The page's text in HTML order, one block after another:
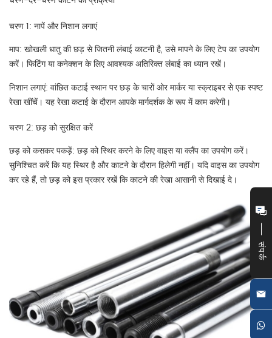
चरण 1: नापें और निशान लगाएं
माप: खोखली धातु की छड़ से जितनी लंबाई काटनी है, उसे मापने के लिए टेप का उपयोग
करें। फिटिंग या कनेक्शन के लिए आवश्यक अतिरिक्त लंबाई का ध्यान रखें।
निशान लगाएं: वांछित कटाई स्थान पर छड़ के चारों ओर मार्कर या स्क्राइबर से एक स्पष्ट
रेखा खींचें। यह रेखा कटाई के दौरान आपके मार्गदर्शक के रूप में काम करेगी।
चरण 2: छड़ को सुरक्षित करें
छड़ को कसकर पकड़ें: छड़ को स्थिर करने के लिए वाइस या क्लैंप का उपयोग करें।
सुनिश्चित करें कि यह स्थिर है और काटने के दौरान हिलेगी नहीं। यदि वाइस का उपयोग
कर रहे हैं, तो छड़ को इस प्रकार रखें कि काटने की रेखा आसानी से दिखाई दे।
संपर्क